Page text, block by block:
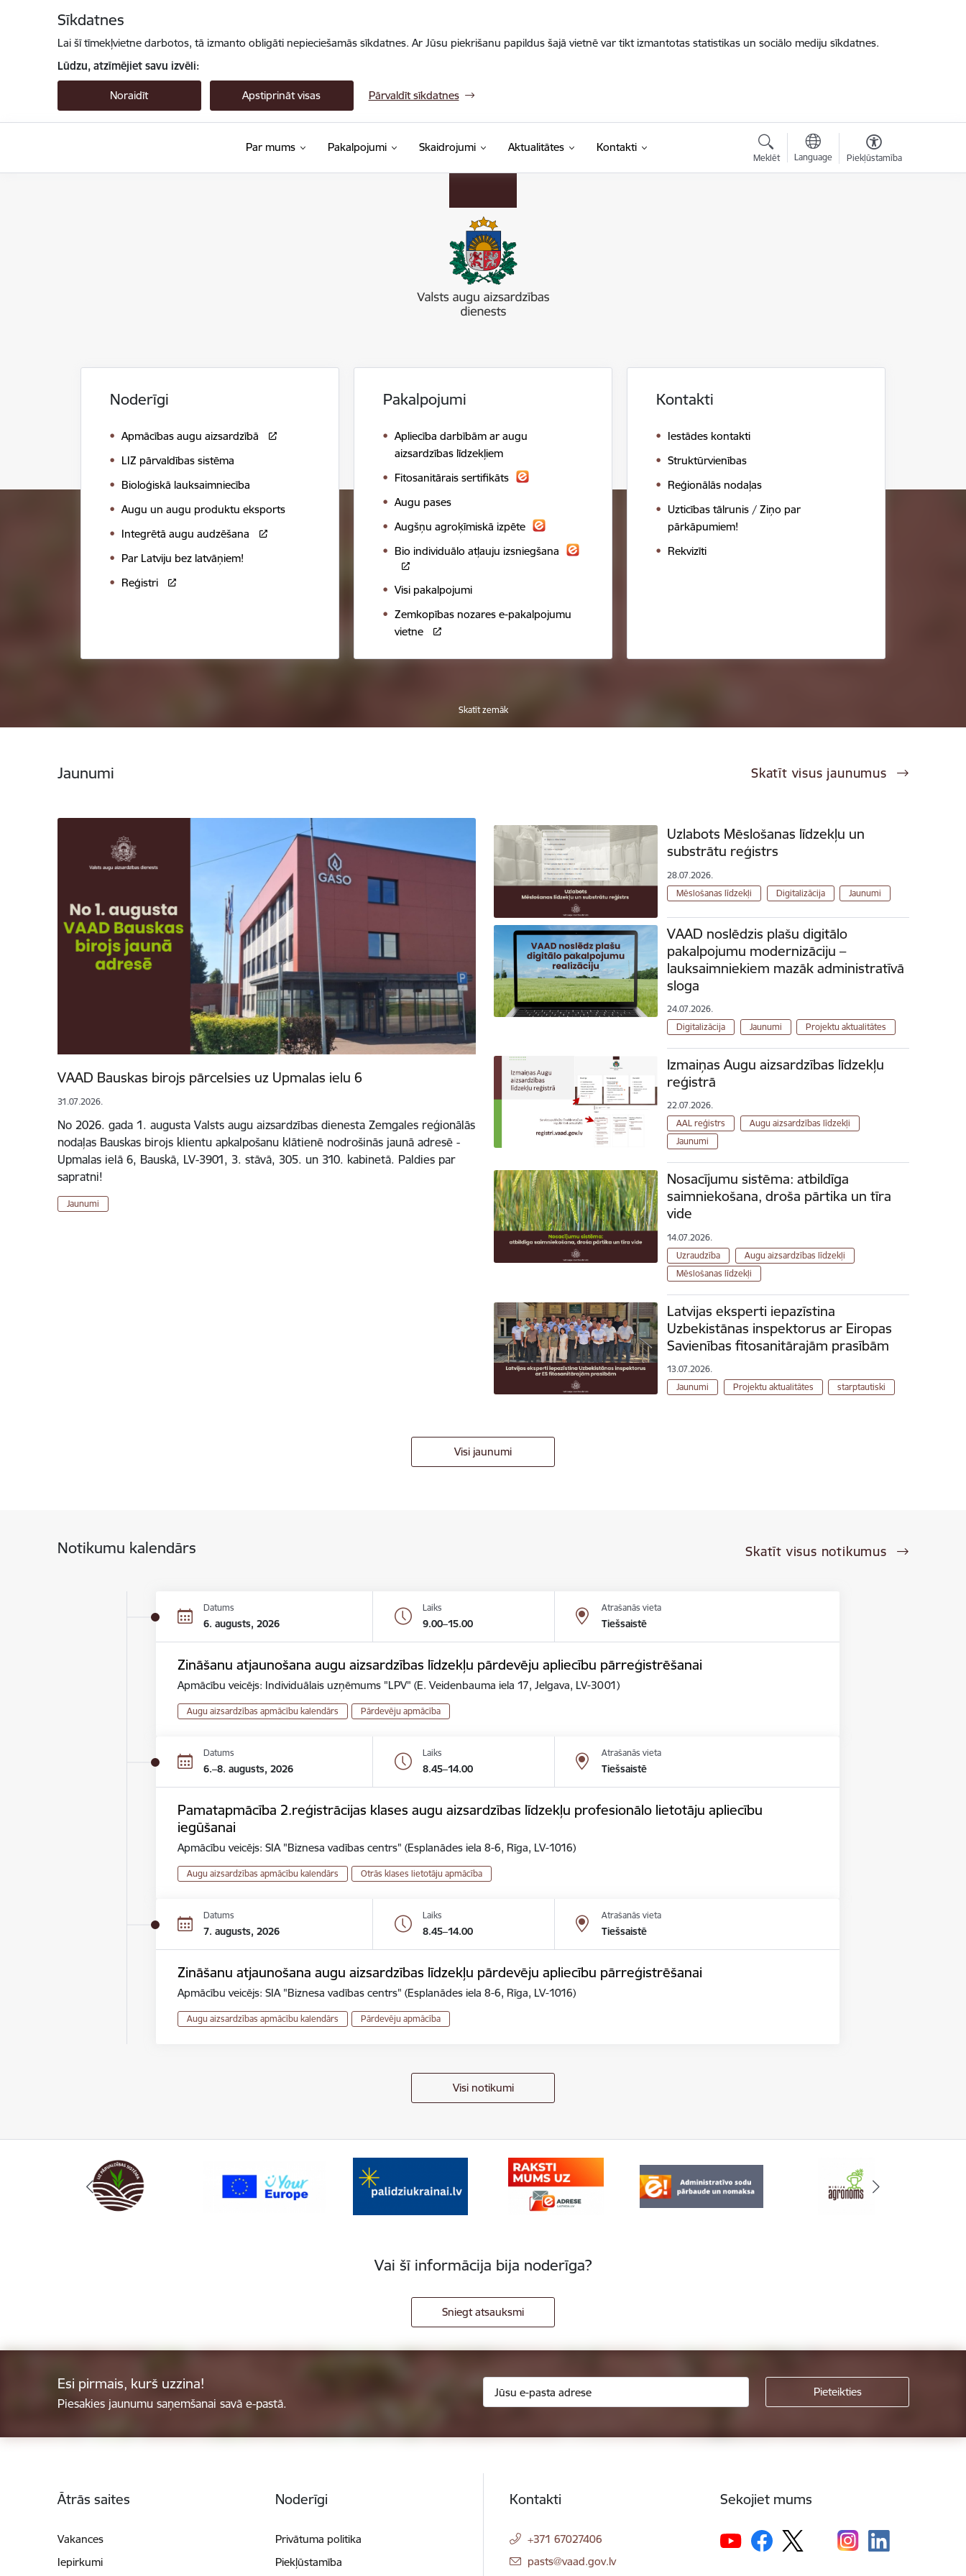
Sīkdatnes
Lai šī tīmekļvietne darbotos, tā izmanto obligāti nepieciešamās sīkdatnes. Ar Jūsu piekrišanu papildus šajā vietnē var tikt izmantotas statistikas un sociālo mediju sīkdatnes.
Lūdzu, atzīmējiet savu izvēli:
Noraidīt Apstiprināt visas Pārvaldīt sīkdatnes
Par mums Pakalpojumi Skaidrojumi Aktualitātes Kontakti
Meklēt Language Piekļūstamība
Noderīgi
Apmācības augu aizsardzībā
LIZ pārvaldības sistēma
Bioloģiskā lauksaimniecība
Augu un augu produktu eksports
Integrētā augu audzēšana
Par Latviju bez latvāņiem!
Reģistri
Pakalpojumi
Apliecība darbībām ar augu
aizsardzības līdzekļiem
Fitosanitārais sertifikāts
Augu pases
Augšņu agroķīmiskā izpēte
Bio individuālo atļauju izsniegšana
Visi pakalpojumi
Zemkopības nozares e-pakalpojumu
vietne
Kontakti
Iestādes kontakti
Struktūrvienības
Reģionālās nodaļas
Uzticības tālrunis / Ziņo par
pārkāpumiem!
Rekvizīti
Skatīt zemāk
Jaunumi Skatīt visus jaunumus
VAAD Bauskas birojs pārcelsies uz Upmalas ielu 6
31.07.2026.
No 2026. gada 1. augusta Valsts augu aizsardzības dienesta Zemgales reģionālās
nodaļas Bauskas birojs klientu apkalpošanu klātienē nodrošinās jaunā adresē -
Upmalas ielā 6, Bauskā, LV-3901, 3. stāvā, 305. un 310. kabinetā. Paldies par
sapratni!
Jaunumi
Uzlabots Mēslošanas līdzekļu un
substrātu reģistrs
28.07.2026.
Mēslošanas līdzekļi
Digitalizācija Jaunumi
VAAD noslēdzis plašu digitālo
pakalpojumu modernizāciju –
lauksaimniekiem mazāk administratīvā
sloga
24.07.2026.
Digitalizācija
Jaunumi Projektu aktualitātes
Izmaiņas Augu aizsardzības līdzekļu
reģistrā
22.07.2026.
AAL reģistrs
Augu aizsardzības līdzekļi
Jaunumi
Nosacījumu sistēma: atbildīga
saimniekošana, droša pārtika un tīra
vide
14.07.2026.
Uzraudzība
Augu aizsardzības līdzekļi
Mēslošanas līdzekļi
Latvijas eksperti iepazīstina
Uzbekistānas inspektorus ar Eiropas
Savienības fitosanitārajām prasībām
13.07.2026.
Jaunumi
Projektu aktualitātes starptautiski
Visi jaunumi
Notikumu kalendārs Skatīt visus notikumus
Datums
6. augusts, 2026
Laiks
9.00–15.00
Atrašanās vieta
Tiešsaistē
Zināšanu atjaunošana augu aizsardzības līdzekļu pārdevēju apliecību pārreģistrēšanai
Apmācību veicējs: Individuālais uzņēmums "LPV" (E. Veidenbauma iela 17, Jelgava, LV-3001)
Augu aizsardzības apmācību kalendārs Pārdevēju apmācība
Datums
6.–8. augusts, 2026
Laiks
8.45–14.00
Atrašanās vieta
Tiešsaistē
Pamatapmācība 2.reģistrācijas klases augu aizsardzības līdzekļu profesionālo lietotāju apliecību
iegūšanai
Apmācību veicējs: SIA "Biznesa vadības centrs" (Esplanādes iela 8-6, Rīga, LV-1016)
Augu aizsardzības apmācību kalendārs Otrās klases lietotāju apmācība
Datums
7. augusts, 2026
Laiks
8.45–14.00
Atrašanās vieta
Tiešsaistē
Zināšanu atjaunošana augu aizsardzības līdzekļu pārdevēju apliecību pārreģistrēšanai
Apmācību veicējs: SIA "Biznesa vadības centrs" (Esplanādes iela 8-6, Rīga, LV-1016)
Augu aizsardzības apmācību kalendārs Pārdevēju apmācība
Visi notikumi
Vai šī informācija bija noderīga?
Sniegt atsauksmi
Esi pirmais, kurš uzzina!
Piesakies jaunumu saņemšanai savā e-pastā.
Ātrās saites
Vakances
Iepirkumi
Noderīgi
Privātuma politika
Piekļūstamība
Kontakti
+371 67027406
E-pasts:
pasts@vaad.gov.lv
Sekojiet mums